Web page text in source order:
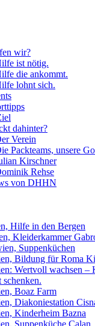
wir?
ist nötig.
die ankommt.
lohnt sich.
dahinter?
Verein
Packteams, unsere
Kirschner
Rehse
von DHHN
Hilfe in den Bergen
Kleiderkammer
Suppenküchen
Bildung für Roma
Wertvoll wachsen –
Boaz Farm
Diakoniestation
Kinderheim Bazna
Suppenküche Calan